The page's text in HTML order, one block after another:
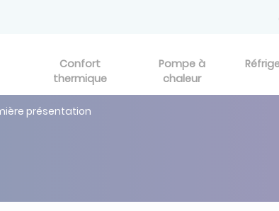
Confort
thermique
Pompe à
chaleur
présentation